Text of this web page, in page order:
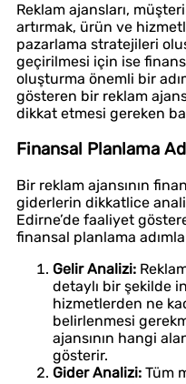
Reklam ajansları,
artırmak, ürün ve
pazarlama stratejileri
geçirilmesi için ise
oluşturma önemli bir
gösteren bir reklam
dikkat etmesi gereken
Finansal Planlama
Bir reklam ajansının
giderlerin dikkatlice
Edirne’de faaliyet
finansal planlama
Gelir Analizi:
detaylı bir şekilde
hizmetlerden ne
belirlenmesi
ajansının hangi
gösterir.
Gider Analizi: Tüm